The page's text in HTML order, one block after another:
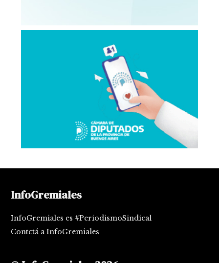
InfoGremiales
InfoGremiales es #PeriodismoSindical
Contctá a InfoGremiales